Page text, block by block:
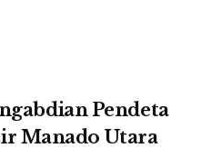
Pendeta
Manado Utara